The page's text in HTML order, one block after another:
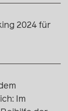
Erfolg
2024 für